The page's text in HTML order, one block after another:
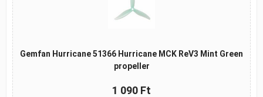
Gemfan Hurricane 51366 Hurricane MCK ReV3 Mint Green
propeller
1 090 Ft